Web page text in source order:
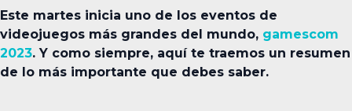
Este martes inicia uno de los eventos de
videojuegos más grandes del mundo, gamescom
2023. Y como siempre, aquí te traemos un resumen
de lo más importante que debes saber.